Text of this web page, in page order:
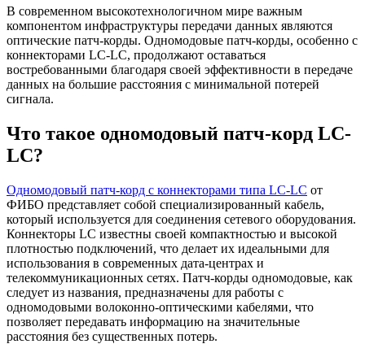
В современном высокотехнологичном мире важным
компонентом инфраструктуры передачи данных являются
оптические патч-корды. Одномодовые патч-корды, особенно с
коннекторами LC-LC, продолжают оставаться
востребованными благодаря своей эффективности в передаче
данных на большие расстояния с минимальной потерей
сигнала.
Что такое одномодовый патч-корд LC-
LC?
Одномодовый патч-корд с коннекторами типа LC-LC от
ФИБО представляет собой специализированный кабель,
который используется для соединения сетевого оборудования.
Коннекторы LC известны своей компактностью и высокой
плотностью подключений, что делает их идеальными для
использования в современных дата-центрах и
телекоммуникационных сетях. Патч-корды одномодовые, как
следует из названия, предназначены для работы с
одномодовыми волоконно-оптическими кабелями, что
позволяет передавать информацию на значительные
расстояния без существенных потерь.